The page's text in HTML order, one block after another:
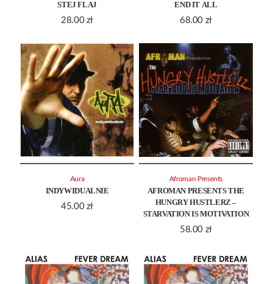
STEJ FLAJ
28.00 zł
END IT ALL
68.00 zł
INDYWIDUALNIE
45.00 zł
Aura
AFROMAN PRESENTS THE
HUNGRY HUSTLERZ –
STARVATION IS MOTIVATION
58.00 zł
Afroman Presents